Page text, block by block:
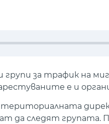
за трафик на
е и
да следят